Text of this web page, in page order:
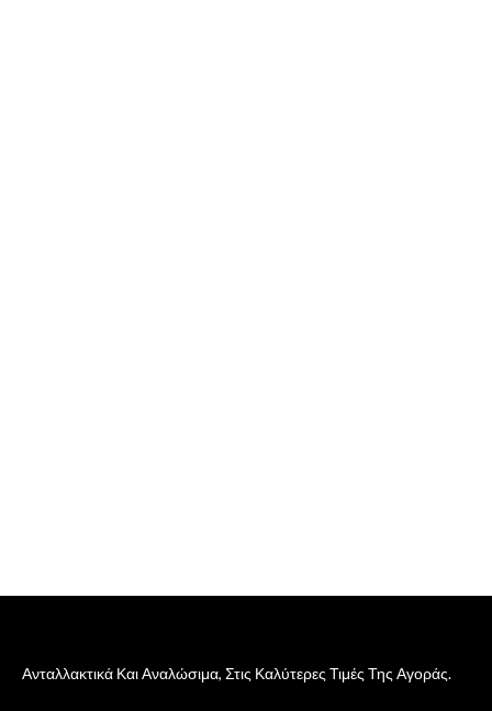
Ανταλλακτικά Και Αναλώσιμα, Στις Καλύτερες Τιμές Της Αγοράς.